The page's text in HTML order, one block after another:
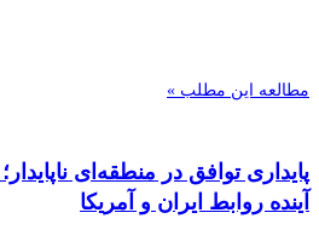
مطالعه این مطلب »
پایداری توافق در منطقه‌ای
آینده روابط ایران و آمریکا